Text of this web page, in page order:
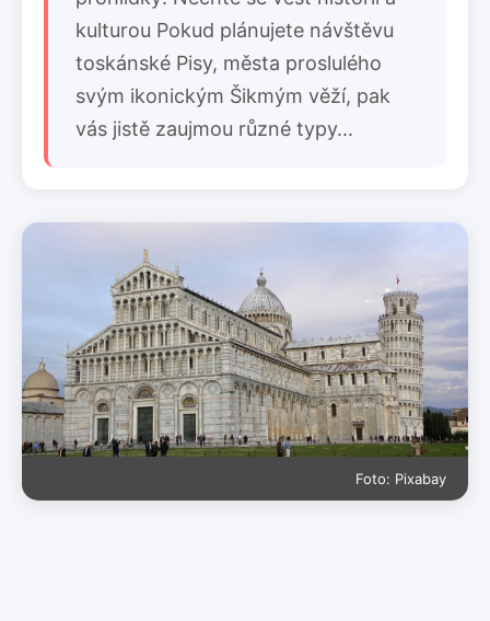
kulturou Pokud plánujete návštěvu
toskánské Pisy, města proslulého
svým ikonickým Šikmým věží, pak
vás jistě zaujmou různé typy...
Foto: Pixabay